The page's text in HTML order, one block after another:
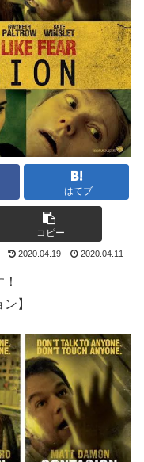
はてブ
コピー
2020.04.19 2020.04.11
】